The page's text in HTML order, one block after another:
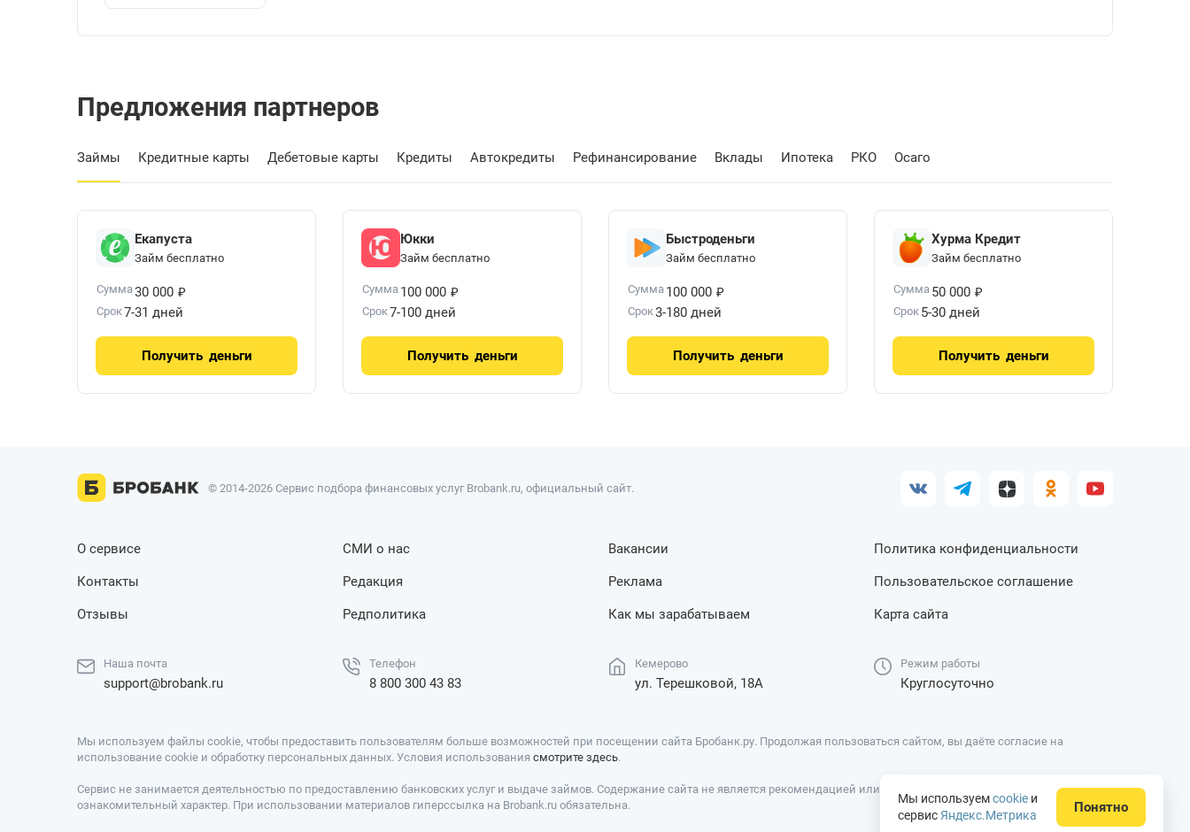
Предложения партнеров
Займы Кредитные карты Дебетовые карты Кредиты Автокредиты Рефинансирование Вклады Ипотека РКО Осаго
Екапуста
Займ бесплатно
Сумма30 000 ₽
Срок7-31 дней
Получить деньги
Юкки
Займ бесплатно
Сумма 100 000 ₽
Срок7-100 дней
Получить деньги
Быстроденьги
Займ бесплатно
Сумма 100 000 ₽
Срок3-180 дней
Получить деньги
Хурма Кредит
Займ бесплатно
Сумма 50 000 ₽
Срок 5-30 дней
Получить деньги
© 2014-2026 Сервис подбора финансовых услуг Brobank.ru, официальный сайт.
О сервисе
Контакты
Отзывы
СМИ о нас
Редакция
Редполитика
Вакансии
Реклама
Как мы зарабатываем
Политика конфиденциальности
Пользовательское соглашение
Карта сайта
Наша почта
support@brobank.ru
Телефон
8 800 300 43 83
Кемерово
ул. Терешковой, 18А
Режим работы
Круглосуточно
Мы используем файлы cookie, чтобы предоставить пользователям больше возможностей при посещении сайта Бробанк.ру. Продолжая пользоваться сайтом, вы даёте согласие на
использование cookie и обработку персональных данных. Условия использования смотрите здесь.
Сервис не занимается деятельностью по предоставлению банковских услуг и выдаче займов. Содержание сайта не является рекомендацией или офертой, вся информация носит
ознакомительный характер. При использовании материалов гиперссылка на Brobank.ru обязательна.
Мы используемcookie и
сервис Яндекс.Метрика Понятно